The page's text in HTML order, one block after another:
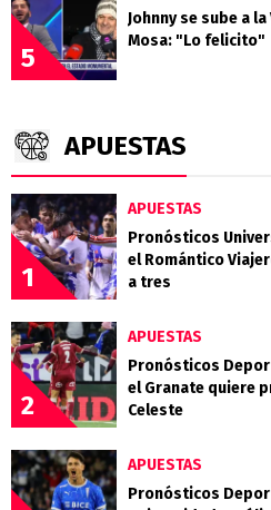
5
Johnny se sube a
Mosa: "Lo felicito"
APUESTAS
1
APUESTAS
Pronósticos
el Romántico
a tres
2
APUESTAS
Pronósticos
el Granate quiere
Celeste
APUESTAS
Pronósticos